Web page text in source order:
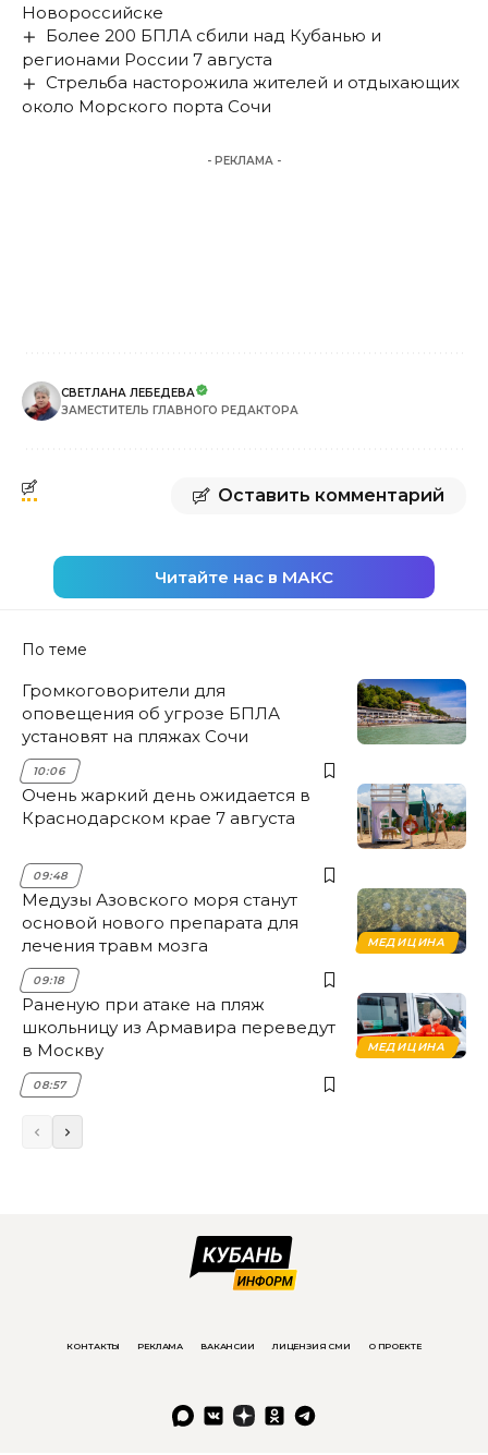
Новороссийске
Более 200 БПЛА сбили над Кубанью и
регионами России 7 августа
Стрельба насторожила жителей и отдыхающих
около Морского порта Сочи
- РЕКЛАМА -
СВЕТЛАНА ЛЕБЕДЕВА
ЗАМЕСТИТЕЛЬ ГЛАВНОГО РЕДАКТОРА
Оставить комментарий
Читайте нас в МАКС
По теме
Громкоговорители для
оповещения об угрозе БПЛА
установят на пляжах Сочи
10:06
Очень жаркий день ожидается в
Краснодарском крае 7 августа
09:48
МЕДИЦИНА
Медузы Азовского моря станут
основой нового препарата для
лечения травм мозга
09:18
МЕДИЦИНА
Раненую при атаке на пляж
школьницу из Армавира переведут
в Москву
08:57
КОНТАКТЫ РЕКЛАМА ВАКАНСИИ ЛИЦЕНЗИЯ СМИ О ПРОЕКТЕ